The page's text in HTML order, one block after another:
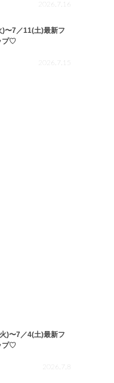
2026.7.16
)〜7／11(土)最新フ
プ♡
2026.7.15
)〜7／4(土)最新フ
プ♡
2026.7.8